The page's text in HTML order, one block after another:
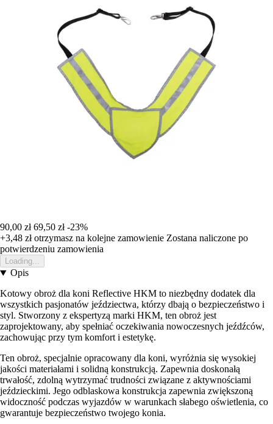
90,00 zł 69,50 zł -23%
+3,48 złotrzymasz na kolejne zamowienie Zostana naliczone po
potwierdzeniu zamowienia
Loading...
Opis
Kotowy obroż dla koni Reflective HKM to niezbędny dodatek dla
wszystkich pasjonatów jeździectwa, którzy dbają o bezpieczeństwo i
styl. Stworzony z ekspertyzą marki HKM, ten obroż jest
zaprojektowany, aby spełniać oczekiwania nowoczesnych jeźdźców,
zachowując przy tym komfort i estetykę.
Ten obroż, specjalnie opracowany dla koni, wyróżnia się wysokiej
jakości materiałami i solidną konstrukcją. Zapewnia doskonałą
trwałość, zdolną wytrzymać trudności związane z aktywnościami
jeździeckimi. Jego odblaskowa konstrukcja zapewnia zwiększoną
widoczność podczas wyjazdów w warunkach słabego oświetlenia, co
gwarantuje bezpieczeństwo twojego konia.